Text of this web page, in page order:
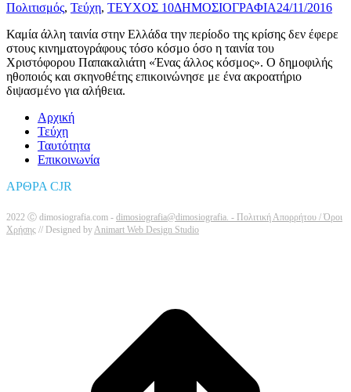
Πολιτισμός, Τεύχη, ΤΕΥΧΟΣ 10ΔΗΜΟΣΙΟΓΡΑΦΙΑ24/11/2016
Καμία άλλη ταινία στην Ελλάδα την περίοδο της κρίσης δεν έφερε
στους κινηματογράφους τόσο κόσμο όσο η ταινία του
Χριστόφορου Παπακαλιάτη «Ένας άλλος κόσμος». Ο δημοφιλής
ηθοποιός και σκηνοθέτης επικοινώνησε με ένα ακροατήριο
διψασμένο για αλήθεια.
Αρχική
Τεύχη
Ταυτότητα
Επικοινωνία
ΑΡΘΡΑ CJR
2022 Ⓒ dimosiografia.com - dimosiografia@dimosiografia. - Πολιτική Απορρήτου / Όροι
Χρήσης // Designed byAnimart Web Design Studio